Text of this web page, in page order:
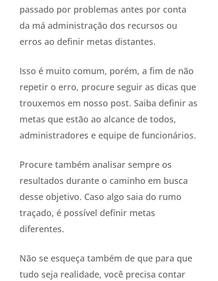
passado por problemas antes por conta
da má administração dos recursos ou
erros ao definir metas distantes.
Isso é muito comum, porém, a fim de não
repetir o erro, procure seguir as dicas que
trouxemos em nosso post. Saiba definir as
metas que estão ao alcance de todos,
administradores e equipe de funcionários.
Procure também analisar sempre os
resultados durante o caminho em busca
desse objetivo. Caso algo saia do rumo
traçado, é possível definir metas
diferentes.
Não se esqueça também de que para que
tudo seja realidade, você precisa contar